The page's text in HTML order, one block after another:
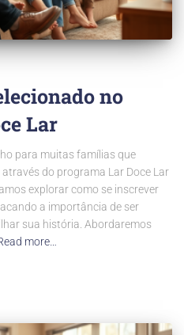
no
Lar
para muitas famílias que
do programa Lar Doce Lar
explorar como se inscrever
a importância de ser
sua história. Abordaremos
more…